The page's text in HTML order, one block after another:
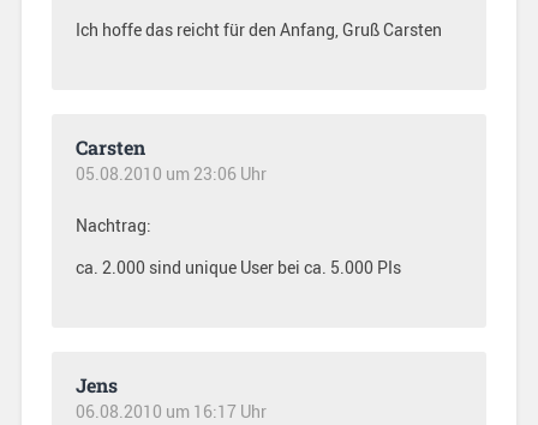
Ich hoffe das reicht für den Anfang, Gruß Carsten
Carsten
05.08.2010 um 23:06 Uhr
Nachtrag:
ca. 2.000 sind unique User bei ca. 5.000 PIs
Jens
06.08.2010 um 16:17 Uhr